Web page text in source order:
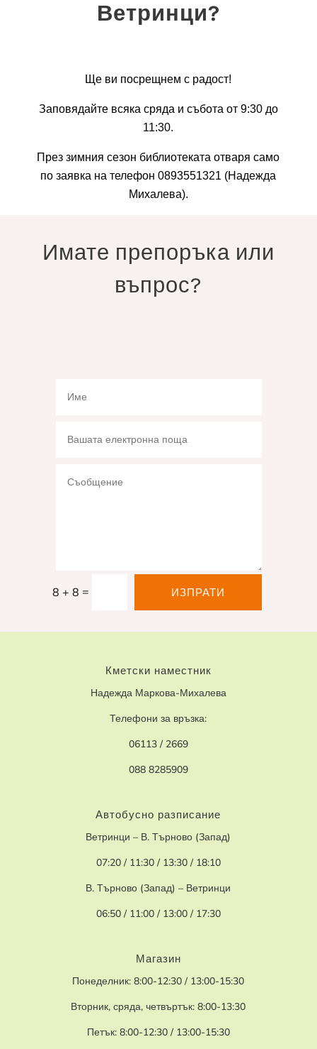
Ветринци?
Ще ви посрещнем с радост!
Заповядайте всяка сряда и събота от 9:30 до
11:30.
През зимния сезон библиотеката отваря само
по заявка на телефон 0893551321 (Надежда
Михалева).
Имате препоръка или
въпрос?
8 + 8 = ИЗПРАТИ
Кметски наместник
Надежда Маркова-Михалева
Телефони за връзка:
06113 / 2669
088 8285909
Автобусно разписание
Ветринци – В. Търново (Запад)
07:20 / 11:30 / 13:30 / 18:10
В. Търново (Запад) – Ветринци
06:50 / 11:00 / 13:00 / 17:30
Магазин
Понеделник: 8:00-12:30 / 13:00-15:30
Вторник, сряда, четвъртък: 8:00-13:30
Петък: 8:00-12:30 / 13:00-15:30